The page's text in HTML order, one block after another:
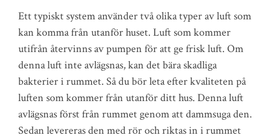
Ett typiskt system använder två olika typer av luft som
kan komma från utanför huset. Luft som kommer
utifrån återvinns av pumpen för att ge frisk luft. Om
denna luft inte avlägsnas, kan det bära skadliga
bakterier i rummet. Så du bör leta efter kvaliteten på
luften som kommer från utanför ditt hus. Denna luft
avlägsnas först från rummet genom att dammsuga den.
Sedan levereras den med rör och riktas in i rummet